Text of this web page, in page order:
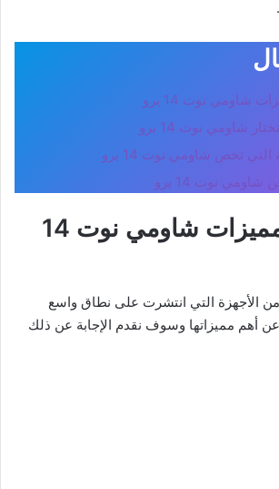
شاومي نوت 14 برو
شاومي نوت 14 برو
التي تخص شاومي نوت 14 برو
نوت 14 برو
ما هي أهم مميزات شاومي نوت 14
نوت 14 برو من الأجهزة التي انتشرت على نطاق واسع
أهم مميزاتها وسوف نقدم الإجابة عن ذلك